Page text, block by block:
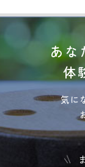
あな
体
気に